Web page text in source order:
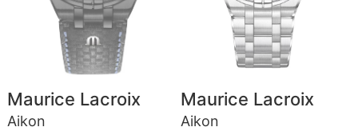
Maurice Lacroix
Aikon
Maurice Lacroix
Aikon